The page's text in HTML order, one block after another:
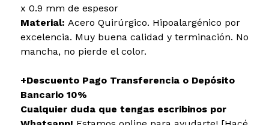
x 0.9 mm de espesor
Material: Acero Quirúrgico. Hipoalargénico por
excelencia. Muy buena calidad y terminación. No
mancha, no pierde el color.
+Descuento Pago Transferencia o Depósito
Bancario 10%
Cualquier duda que tengas escribinos por